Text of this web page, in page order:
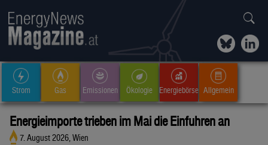
Strom Gas Emissionen Ökologie Energiebörse Allgemein
Energieimporte trieben im Mai die Einfuhren an
7. August 2026, Wien